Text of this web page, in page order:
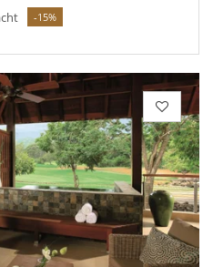
-15%